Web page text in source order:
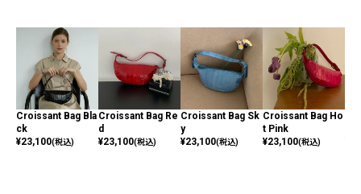
Croissant Bag Bla
ck
¥23,100(税込)
Croissant Bag Re
d
¥23,100(税込)
Croissant Bag Sk
y
¥23,100(税込)
Croissant Bag Ho
t Pink
¥23,100(税込)